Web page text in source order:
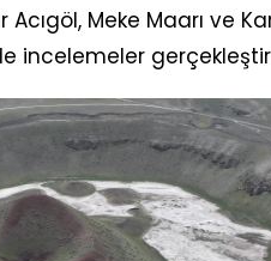
Meke Maarı ve
incelemeler